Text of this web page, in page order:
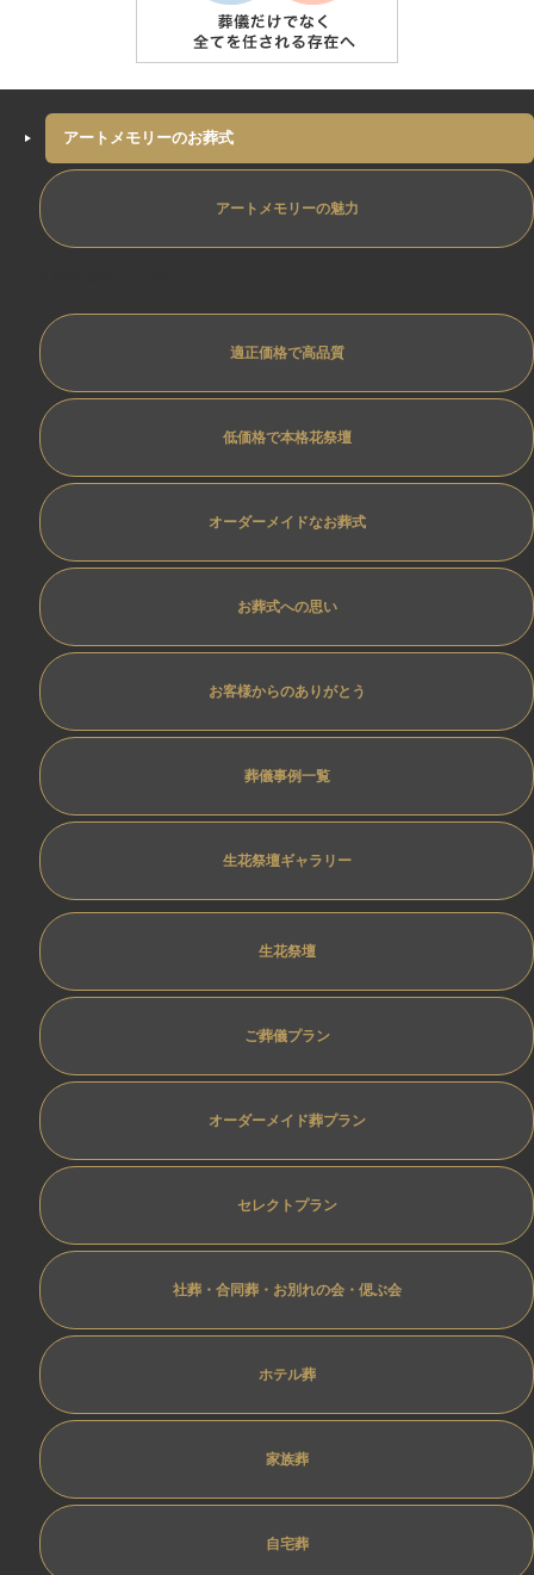
アートメモリーのお葬式
アートメモリーの魅力
適正価格で高品質
低価格で本格花祭壇
オーダーメイドなお葬式
お葬式への思い
お客様からのありがとう
葬儀事例一覧
生花祭壇ギャラリー
生花祭壇
ご葬儀プラン
オーダーメイド葬プラン
セレクトプラン
社葬・合同葬・お別れの会・偲ぶ会
ホテル葬
家族葬
自宅葬